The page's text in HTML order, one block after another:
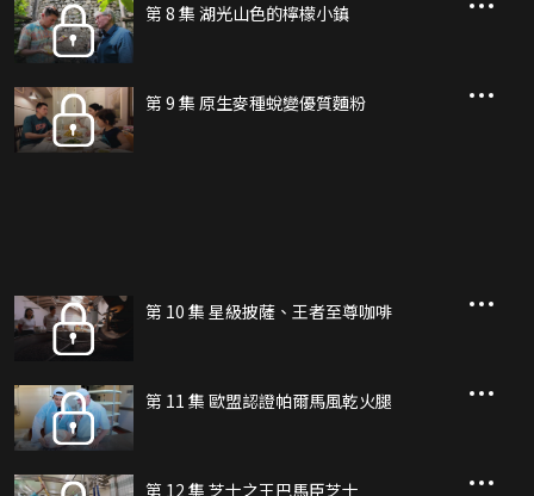
第 8 集 湖光山色的檸檬小鎮
第 9 集 原生麥種蛻變優質麵粉
第 10 集 星級披薩、王者至尊咖啡
第 11 集 歐盟認證帕爾馬風乾火腿
第 12 集 芝士之王巴馬臣芝士